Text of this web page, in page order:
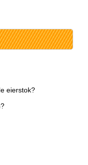
eierstok?